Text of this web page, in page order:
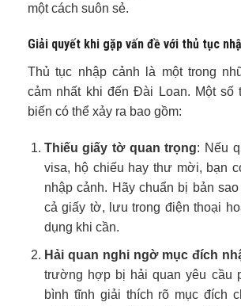
một cách suôn sẻ.
Giải quyết khi gặp vấn đề với thủ tục
Thủ tục nhập cảnh là một trong
cảm nhất khi đến Đài Loan. Một số
biến có thể xảy ra bao gồm:
Thiếu giấy tờ quan trọng: Nếu
visa, hộ chiếu hay thư mời, bạn
nhập cảnh. Hãy chuẩn bị bản
cả giấy tờ, lưu trong điện thoại
dụng khi cần.
Hải quan nghi ngờ mục đích
trường hợp bị hải quan yêu cầu
bình tĩnh giải thích rõ mục đích